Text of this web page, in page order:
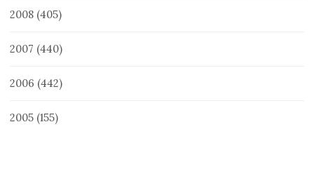
2008 (405)
2007 (440)
2006 (442)
2005 (155)